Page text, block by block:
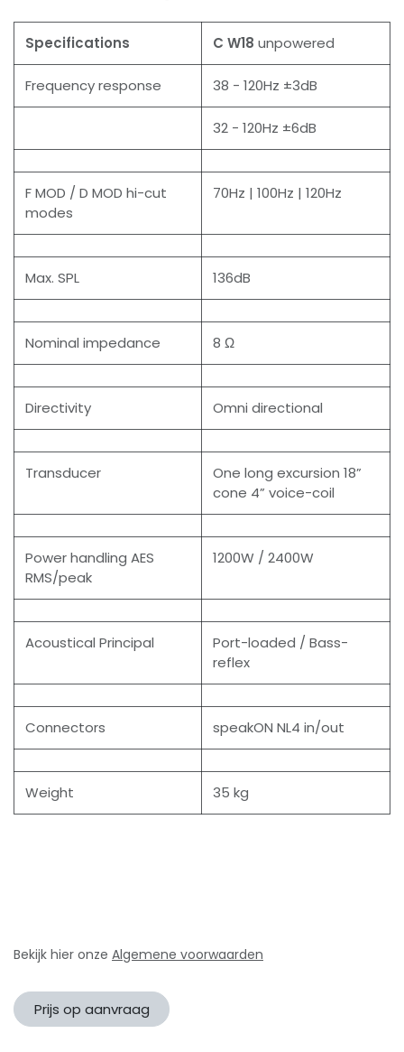
Specifications C W18 unpowered
Frequency response 38 - 120Hz ±3dB
32 - 120Hz ±6dB
F MOD / D MOD hi-cut
modes
70Hz | 100Hz | 120Hz
Max. SPL 136dB
Nominal impedance 8 Ω
Directivity Omni directional
Transducer
One long excursion 18”
cone 4” voice-coil
Power handling AES
RMS/peak
1200W / 2400W
Acoustical Principal
Port-loaded / Bass-
reflex
Connectors speakON NL4 in/out
Weight 35 kg
Bekijk hier onze Algemene voorwaarden
Prijs op aanvraag